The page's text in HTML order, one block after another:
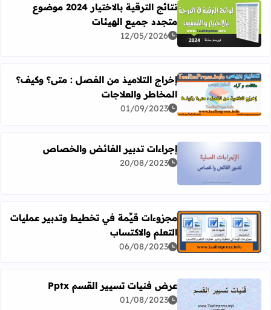
اقرأ المزيد عن نتائج الترقية بالاختيار 2024 موضوع متجدد جميع الهيئات
نتائج الترقية بالاختيار 2024 موضوع
متجدد جميع الهيئات
12/05/2026
اقرأ المزيد عن إخراج التلاميذ من الفصل : متى؟ وكيف؟
إخراج التلاميذ من الفصل : متى؟ وكيف؟
المخاطر والعلاجات
01/09/2023
اقرأ المزيد عن إجراءات تدبير الفائض والخصاص
إجراءات تدبير الفائض والخصاص
20/08/2023
اقرأ المزيد عن مجزوءات قيِّمة في تخطيط وتدبير عمليات
مجزوءات قيِّمة في تخطيط وتدبير عمليات
التعلم والاكتساب
06/08/2023
اقرأ المزيد عن عرض فنيات تسيير القسم Pptx
عرض فنيات تسيير القسم Pptx
01/08/2023